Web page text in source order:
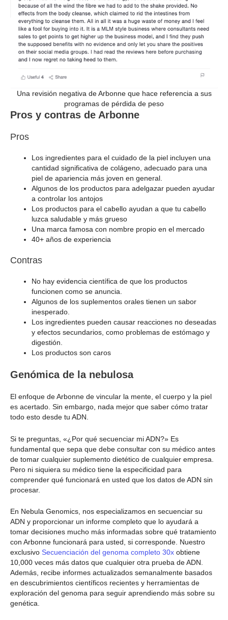
Una revisión negativa de Arbonne que hace referencia a sus
programas de pérdida de peso
Pros y contras de Arbonne
Pros
Los ingredientes para el cuidado de la piel incluyen una
cantidad significativa de colágeno, adecuado para una
piel de apariencia más joven en general.
Algunos de los productos para adelgazar pueden ayudar
a controlar los antojos
Los productos para el cabello ayudan a que tu cabello
luzca saludable y más grueso
Una marca famosa con nombre propio en el mercado
40+ años de experiencia
Contras
No hay evidencia científica de que los productos
funcionen como se anuncia.
Algunos de los suplementos orales tienen un sabor
inesperado.
Los ingredientes pueden causar reacciones no deseadas
y efectos secundarios, como problemas de estómago y
digestión.
Los productos son caros
Genómica de la nebulosa
El enfoque de Arbonne de vincular la mente, el cuerpo y la piel
es acertado. Sin embargo, nada mejor que saber cómo tratar
todo esto desde tu ADN.
Si te preguntas, «¿Por qué secuenciar mi ADN?» Es
fundamental que sepa que debe consultar con su médico antes
de tomar cualquier suplemento dietético de cualquier empresa.
Pero ni siquiera su médico tiene la especificidad para
comprender qué funcionará en usted que los datos de ADN sin
procesar.
En Nebula Genomics, nos especializamos en secuenciar su
ADN y proporcionar un informe completo que lo ayudará a
tomar decisiones mucho más informadas sobre qué tratamiento
con Arbonne funcionará para usted, si corresponde. Nuestro
exclusivo Secuenciación del genoma completo 30x obtiene
10,000 veces más datos que cualquier otra prueba de ADN.
Además, recibe informes actualizados semanalmente basados
en descubrimientos científicos recientes y herramientas de
exploración del genoma para seguir aprendiendo más sobre su
genética.